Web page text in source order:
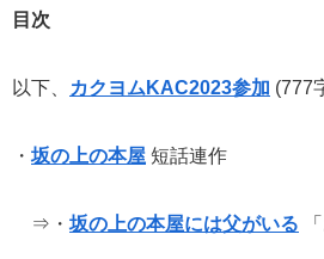
目次
以下、 カクヨムKAC2023参加 (777
・ 坂の上の本屋 短話連作
⇒・ 坂の上の本屋には父がいる